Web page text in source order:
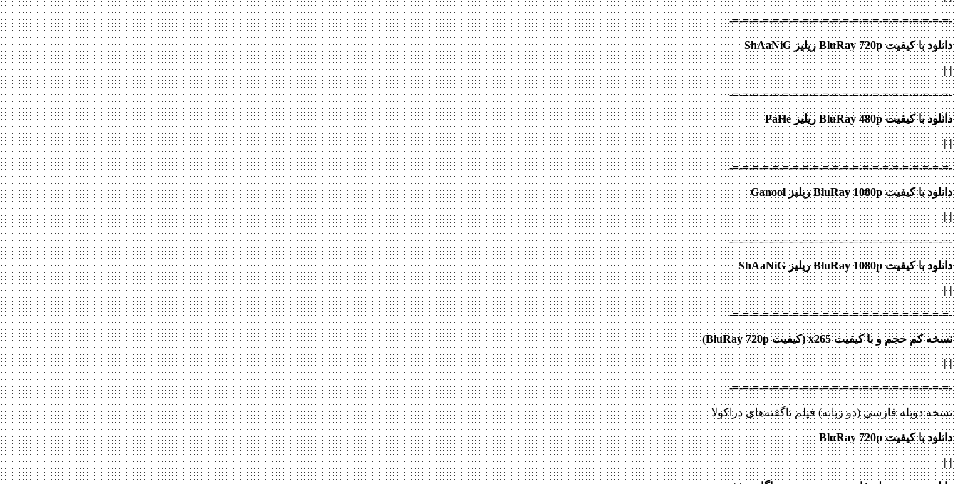
-=-=-=-=-=-=-=-=-=-=-=-=-=-=-=-=-=-=-=-=-=-=-
دانلود با کیفیت BluRay 720p ریلیز ShAaNiG
|
|
-=-=-=-=-=-=-=-=-=-=-=-=-=-=-=-=-=-=-=-=-=-=-
دانلود با کیفیت BluRay 480p ریلیز PaHe
|
|
-=-=-=-=-=-=-=-=-=-=-=-=-=-=-=-=-=-=-=-=-=-=-
دانلود با کیفیت BluRay 1080p ریلیز Ganool
|
|
-=-=-=-=-=-=-=-=-=-=-=-=-=-=-=-=-=-=-=-=-=-=-
دانلود با کیفیت BluRay 1080p ریلیز ShAaNiG
|
|
-=-=-=-=-=-=-=-=-=-=-=-=-=-=-=-=-=-=-=-=-=-=-
نسخه کم حجم و با کیفیت x265 (کیفیت BluRay 720p)
| |
-=-=-=-=-=-=-=-=-=-=-=-=-=-=-=-=-=-=-=-=-=-=-
نسخه دوبله فارسی (دو زبانه) فیلم ناگفته‌های دراکولا
دانلود با کیفیت BluRay 720p
|
|